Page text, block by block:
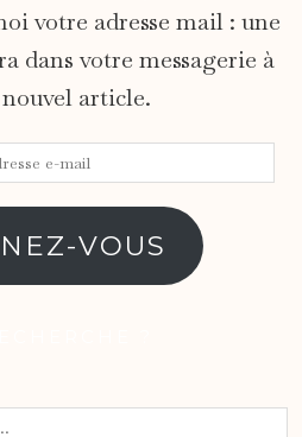
votre adresse mail : une
dans votre messagerie à
article.
VOUS